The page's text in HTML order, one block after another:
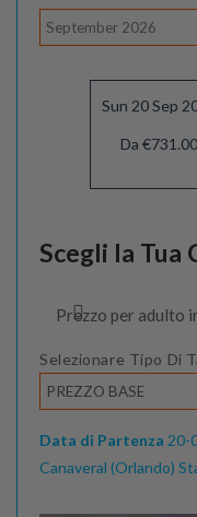
September 2026
Sun 20 Sep
Da €731.00
Scegli la Tua
Prezzo per adulto
Selezionare Tipo Di
PREZZO BASE
Data di Partenza 20-
Canaveral (Orlando)